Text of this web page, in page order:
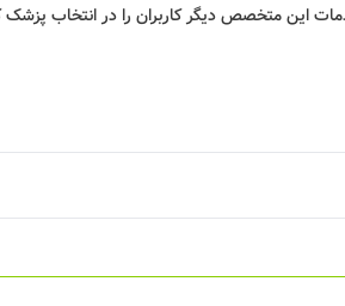
این متخصص دیگر کاربران را در انتخاب